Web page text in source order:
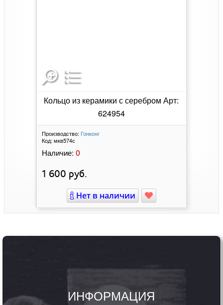
Кольцо из керамики с серебром Арт:
624954
Производство: Гонконг
Код: мкв574с
Наличие: 0
1 600 руб.
Нет в наличии
ИНФОРМАЦИЯ